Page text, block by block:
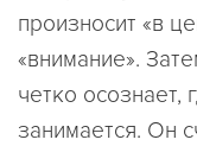
произносит «в
«внимание».
четко осознает,
занимается. Он